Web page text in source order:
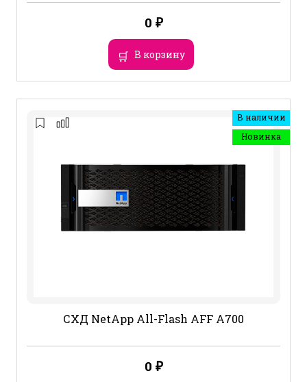
0 ₽
В корзину
В наличии
Новинка
СХД NetApp All-Flash AFF A700
0 ₽